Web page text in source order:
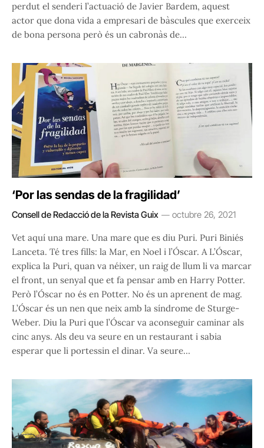
perdut el senderi l’actuació de Javier Bardem, aquest
actor que dona vida a empresari de bàscules que exerceix
de bona persona però és un cabronàs de…
‘Por las sendas de la fragilidad’
Consell de Redacció de la Revista Guix octubre 26, 2021
Vet aquí una mare. Una mare que es diu Puri. Puri Biniés
Lanceta. Té tres fills: la Mar, en Noel i l’Óscar. A L’Óscar,
explica la Puri, quan va néixer, un raig de llum li va marcar
el front, un senyal que et fa pensar amb en Harry Potter.
Però l’Óscar no és en Potter. No és un aprenent de mag.
L’Óscar és un nen que neix amb la síndrome de Sturge-
Weber. Diu la Puri que l’Óscar va aconseguir caminar als
cinc anys. Als deu va seure en un restaurant i sabia
esperar que li portessin el dinar. Va seure…